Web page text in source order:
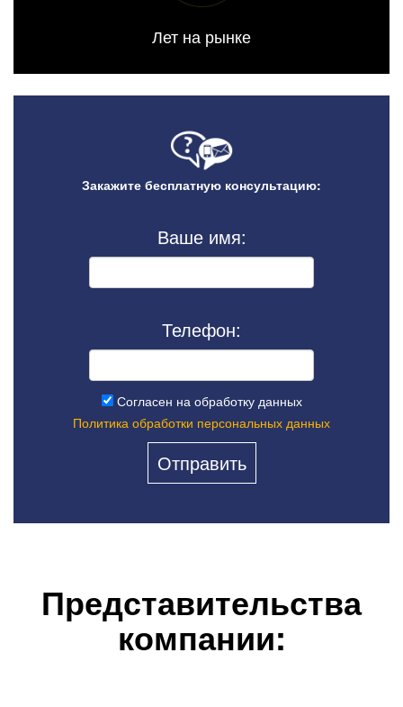
Лет на рынке
Закажите бесплатную консультацию:
Ваше имя:
Телефон:
Согласен на обработку данных
Политика обработки персональных данных
Представительства
компании: